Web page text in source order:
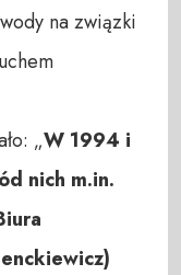
na związki
„W 1994 i
nich m.in.